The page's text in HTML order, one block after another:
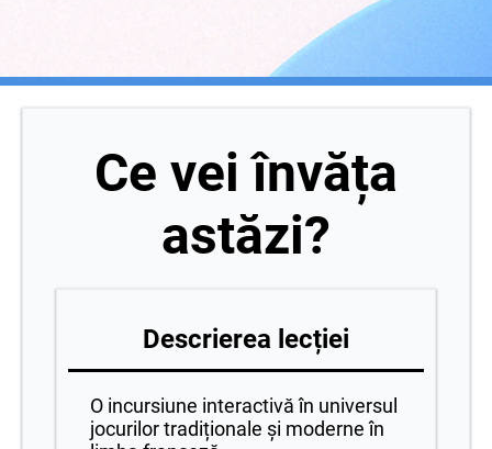
Ce vei învăța
astăzi?
Descrierea lecției
O incursiune interactivă în universul
jocurilor tradiționale și moderne în